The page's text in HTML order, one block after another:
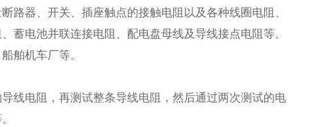
路器、开关、插座触点的接触电阻以及各种线圈电阻、
蓄电池并联连接电阻、配电盘母线及导线接点电阻等。
舶机车厂等。
线电阻，再测试整条导线电阻，然后通过两次测试的电